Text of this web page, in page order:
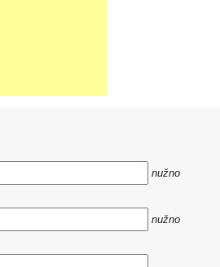
nužno
nužno